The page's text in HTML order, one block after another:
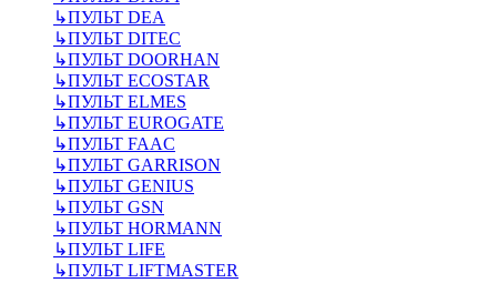
↳ПУЛЬТ DEA
↳ПУЛЬТ DITEC
↳ПУЛЬТ DOORHAN
↳ПУЛЬТ ECOSTAR
↳ПУЛЬТ ELMES
↳ПУЛЬТ EUROGATE
↳ПУЛЬТ FAAC
↳ПУЛЬТ GARRISON
↳ПУЛЬТ GENIUS
↳ПУЛЬТ GSN
↳ПУЛЬТ HORMANN
↳ПУЛЬТ LIFE
↳ПУЛЬТ LIFTMASTER